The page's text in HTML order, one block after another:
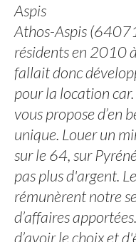
Aspis
Athos-Aspis
résidents en 2010
fallait donc
pour la location
vous propose d’en
unique. Louer un
sur le 64, sur
pas plus d'argent.
rémunèrent notre
d’affaires
d’avoir le choix et